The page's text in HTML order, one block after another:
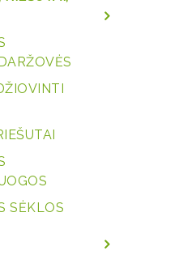
SĖKLOS